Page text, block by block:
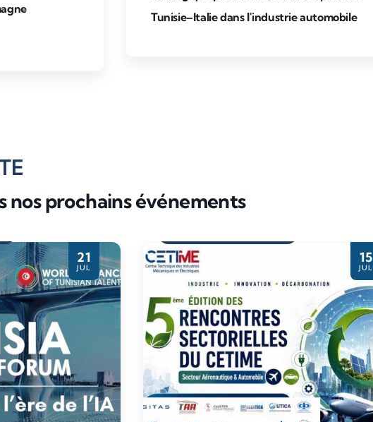
Tunisie–Italie dans l'industrie automobile
nos prochains événements
21
JUL
15
JUL